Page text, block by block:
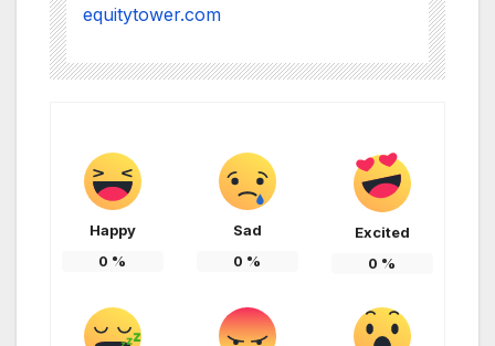
equitytower.com
Happy
0 %
Sad
0 %
Excited
0 %